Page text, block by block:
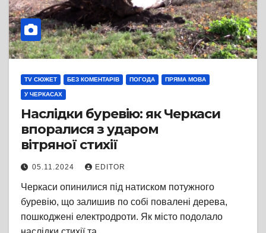
TV СЮЖЕТ БЕЗ КОМЕНТАРІВ ПОГОДА ПРЯМА МОВА
У ЧЕРКАСАХ
Наслідки буревію: як Черкаси
впоралися з ударом
вітряної стихії
05.11.2024 EDITOR
Черкаси опинилися під натиском потужного
буревію, що залишив по собі повалені дерева,
пошкоджені електродроти. Як місто подолало